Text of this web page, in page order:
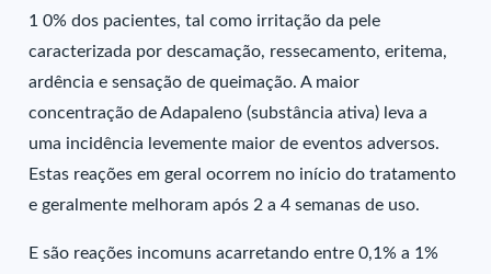
1 0% dos pacientes, tal como irritação da pele
caracterizada por descamação, ressecamento, eritema,
ardência e sensação de queimação. A maior
concentração de Adapaleno (substância ativa) leva a
uma incidência levemente maior de eventos adversos.
Estas reações em geral ocorrem no início do tratamento
e geralmente melhoram após 2 a 4 semanas de uso.
E são reações incomuns acarretando entre 0,1% a 1%